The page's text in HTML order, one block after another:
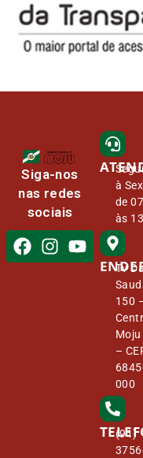
Siga-nos
nas redes
sociais
à
de
às
Tv
150
Moju
–
000
(91)